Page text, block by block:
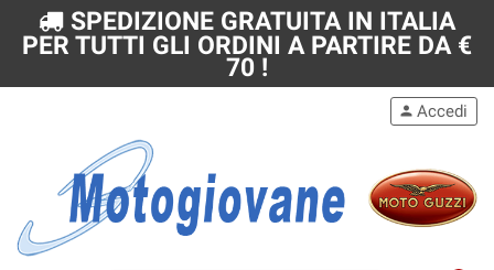
SPEDIZIONE GRATUITA IN ITALIA
PER TUTTI GLI ORDINI A PARTIRE DA €
70 !
person Accedi